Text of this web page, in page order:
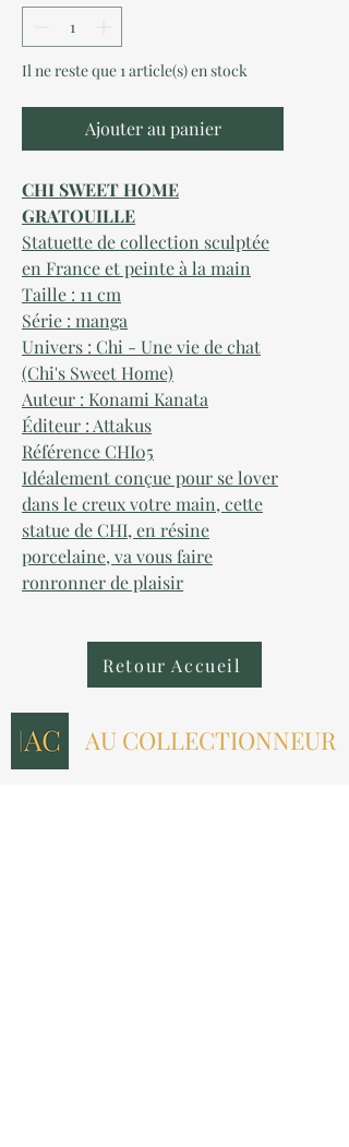
Il ne reste que 1 article(s) en stock
Ajouter au panier
CHI SWEET HOME
GRATOUILLE
Statuette de collection sculptée
en France et peinte à la main
Taille : 11 cm
Série : manga
Univers : Chi - Une vie de chat
(Chi's Sweet Home)
Auteur : Konami Kanata
Éditeur : Attakus
Référence CHI05
Idéalement conçue pour se lover
dans le creux votre main, cette
statue de CHI, en résine
porcelaine, va vous faire
ronronner de plaisir
Retour Accueil
AU COLLECTIONNEUR